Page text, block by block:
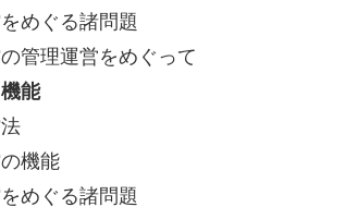
めぐる諸問題
管理運営をめぐって
能
機能
めぐる諸問題